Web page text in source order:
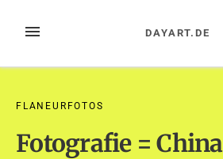
InhaltMENÜ DAYART.DE
FLANEURFOTOS
Fotografie = China